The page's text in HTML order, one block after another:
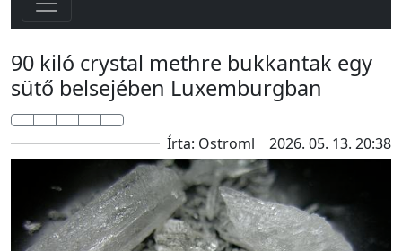
90 kiló crystal methre bukkantak egy
sütő belsejében Luxemburgban
Írta: Ostroml 2026. 05. 13. 20:38